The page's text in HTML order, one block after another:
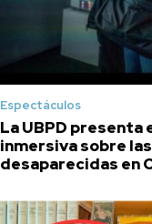
Espectáculos
La UBPD presenta
inmersiva sobre
desaparecidas en